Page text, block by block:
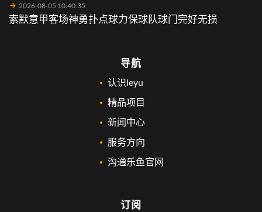
2026-08-05 10:40:35
索默意甲客场神勇扑点球力保球队球门完好无损
导航
认识leyu
精品项目
新闻中心
服务方向
沟通乐鱼官网
订阅